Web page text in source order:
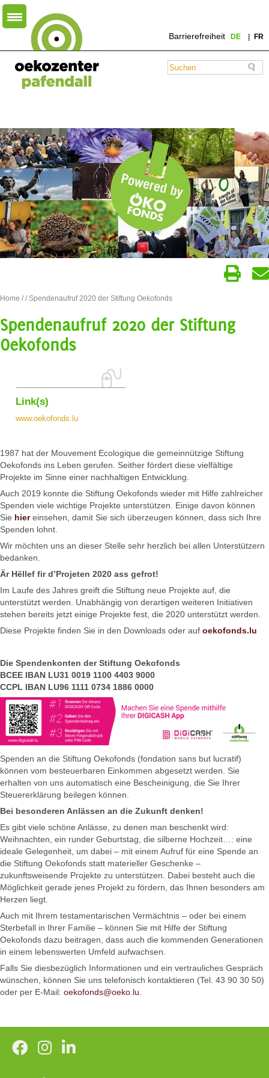
Barrierefreiheit DE FR
Home // Spendenaufruf 2020 der Stiftung Oekofonds
Spendenaufruf 2020 der Stiftung
Oekofonds
Link(s)
www.oekofonds.lu
1987 hat der Mouvement Ecologique die gemeinnützige Stiftung
Oekofonds ins Leben gerufen. Seither fördert diese vielfältige
Projekte im Sinne einer nachhaltigen Entwicklung.
Auch 2019 konnte die Stiftung Oekofonds wieder mit Hilfe zahlreicher
Spenden viele wichtige Projekte unterstützen. Einige davon können
Sie hiereinsehen, damit Sie sich überzeugen können, dass sich Ihre
Spenden lohnt.
Wir möchten uns an dieser Stelle sehr herzlich bei allen Unterstützern
bedanken.
Är Hëllef fir d’Projeten 2020 ass gefrot!
Im Laufe des Jahres greift die Stiftung neue Projekte auf, die
unterstützt werden. Unabhängig von derartigen weiteren Initiativen
stehen bereits jetzt einige Projekte fest, die 2020 unterstützt werden.
Diese Projekte finden Sie in den Downloads oder auf oekofonds.lu
Die Spendenkonten der Stiftung Oekofonds
BCEE IBAN LU31 0019 1100 4403 9000
CCPL IBAN LU96 1111 0734 1886 0000
Spenden an die Stiftung Oekofonds (fondation sans but lucratif)
können vom besteuerbaren Einkommen abgesetzt werden. Sie
erhalten von uns automatisch eine Bescheinigung, die Sie Ihrer
Steuererklärung beilegen können.
Bei besonderen Anlässen an die Zukunft denken!
Es gibt viele schöne Anlässe, zu denen man beschenkt wird:
Weihnachten, ein runder Geburtstag, die silberne Hochzeit…: eine
ideale Gelegenheit, um dabei – mit einem Aufruf für eine Spende an
die Stiftung Oekofonds statt materieller Geschenke –
zukunftsweisende Projekte zu unterstützen. Dabei besteht auch die
Möglichkeit gerade jenes Projekt zu fördern, das Ihnen besonders am
Herzen liegt.
Auch mit Ihrem testamentarischen Vermächtnis – oder bei einem
Sterbefall in Ihrer Familie – können Sie mit Hilfe der Stiftung
Oekofonds dazu beitragen, dass auch die kommenden Generationen
in einem lebenswerten Umfeld aufwachsen.
Falls Sie diesbezüglich Informationen und ein vertrauliches Gespräch
wünschen, können Sie uns telefonisch kontaktieren (Tel. 43 90 30 50)
oder per E-Mail: oekofonds@oeko.lu